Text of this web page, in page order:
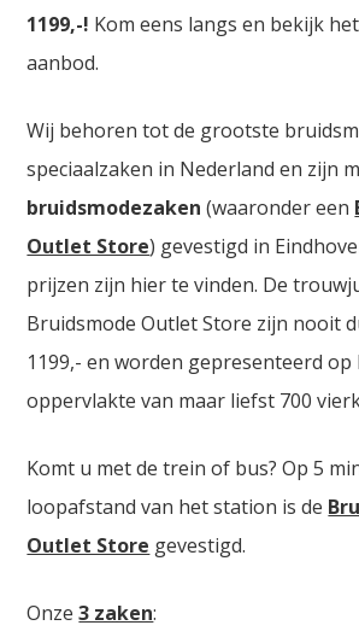
1199,-! Kom eens langs en bekijk
aanbod.
Wij behoren tot de grootste
speciaalzaken in Nederland en zijn
bruidsmodezaken (waaronder een
Outlet Store) gevestigd in
prijzen zijn hier te vinden. De
Bruidsmode Outlet Store zijn nooit
1199,- en worden gepresenteerd op
oppervlakte van maar liefst 700
Komt u met de trein of bus? Op 5
loopafstand van het station is de
Outlet Store gevestigd.
Onze3 zaken: